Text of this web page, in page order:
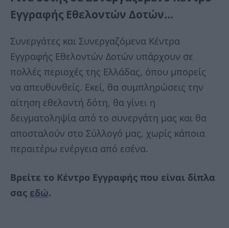
Εγγραφής Εθελοντών Δοτών…
Συνεργάτες και Συνεργαζόμενα Κέντρα
Εγγραφής Εθελοντών Δοτών υπάρχουν σε
πολλές περιοχές της Ελλάδας, όπου μπορείς
να απευθυνθείς. Εκεί, θα συμπληρώσεις την
αίτηση εθελοντή δότη, θα γίνει η
δειγματοληψία από το συνεργάτη μας και θα
αποσταλούν στο Σύλλογό μας, χωρίς κάποια
περαιτέρω ενέργεια από εσένα.
Βρείτε το Κέντρο Εγγραφής που είναι δίπλα
σας εδώ.